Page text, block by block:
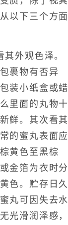
以下三个方面
外观色泽。
裹物有否异
装小纸盒或蜡
里面的丸物十
鲜。其次看其
的蜜丸表面应
黄色至黑棕
金箔为衣时分
色。贮存日久
丸可因失去水
光滑润泽感，